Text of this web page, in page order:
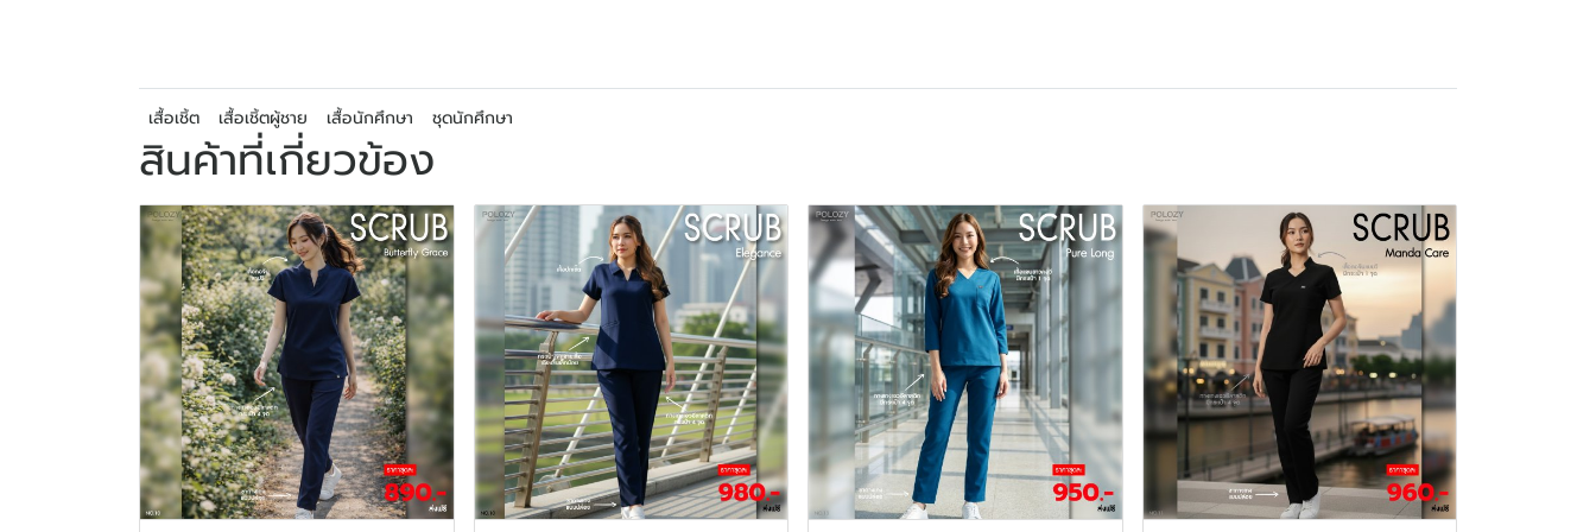
เสื้อเชิ้ต เสื้อเชิ้ตผู้ชาย เสื้อนักศึกษา ชุดนักศึกษา
สินค้าที่เกี่ยวข้อง